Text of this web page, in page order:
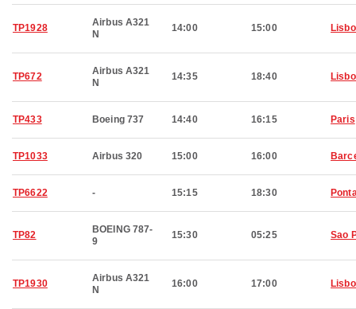
TP1928
Airbus A321
N
14:00 15:00
TP672
Airbus A321
N
14:35 18:40
TP433 Boeing 737 14:40 16:15 Paris
TP1033 Airbus 320 15:00 16:00
TP6622 - 15:15 18:30
TP82
BOEING 787-
9
15:30 05:25 Sao
TP1930
Airbus A321
N
16:00 17:00